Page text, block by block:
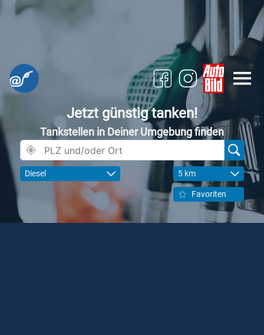
Jetzt günstig tanken!
Tankstellen in Deiner Umgebung finden
Diesel 5 km
Favoriten